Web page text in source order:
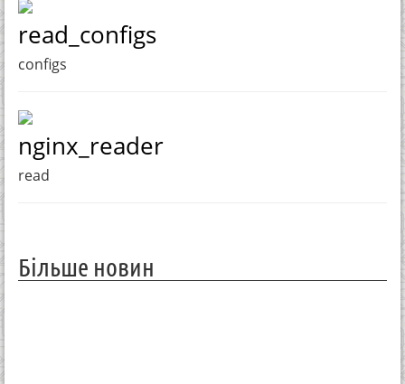
read_configs
configs
nginx_reader
read
Більше новин